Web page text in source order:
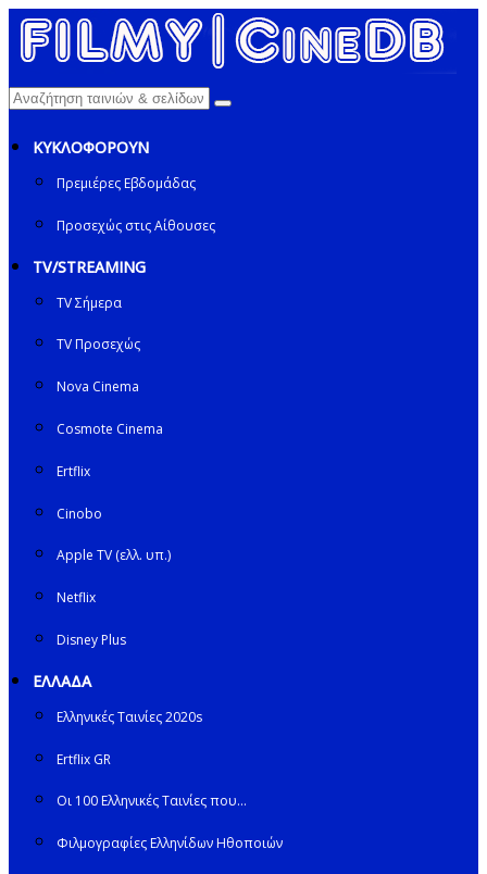
ΚΥΚΛΟΦΟΡΟΥΝ
Πρεμιέρες Εβδομάδας
Προσεχώς στις Αίθουσες
TV/STREAMING
TV Σήμερα
TV Προσεχώς
Nova Cinema
Cosmote Cinema
Ertflix
Cinobo
Apple TV (ελλ. υπ.)
Netflix
Disney Plus
ΕΛΛΑΔΑ
Ελληνικές Ταινίες 2020s
Ertflix GR
Οι 100 Ελληνικές Ταινίες που…
Φιλμογραφίες Ελληνίδων Ηθοποιών